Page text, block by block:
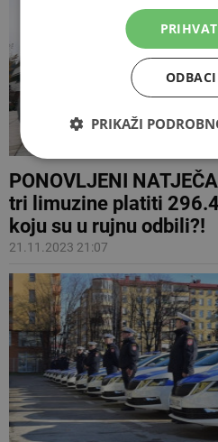
PONOVLJENI
tri limuzine platiti
koju su u rujnu odbili?!
21.11.2023 21:07
ODBACI
PRIKAŽI